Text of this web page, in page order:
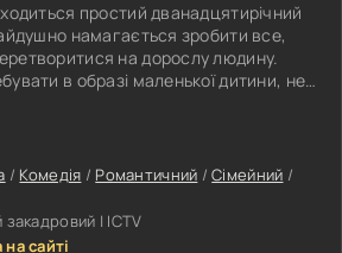
простий дванадцятирічний
намагається зробити все,
на дорослу людину.
в образі маленької дитини, не
що в певний момент його
різко реалізуватися. Настає
таким він був до хвилини, коли
несподіваних змін. Підліток раптом
/ Комедія / Романтичний /Сімейний /
| ICTV
сайті